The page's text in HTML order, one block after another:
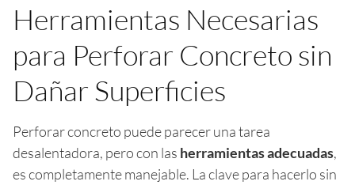
Herramientas Necesarias
para Perforar Concreto sin
Dañar Superficies
Perforar concreto puede parecer una tarea
desalentadora, pero con las herramientas adecuadas,
es completamente manejable. La clave para hacerlo sin